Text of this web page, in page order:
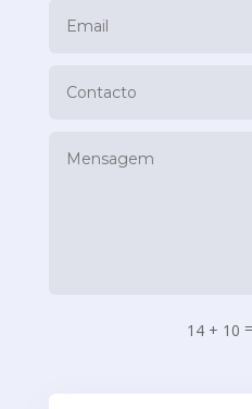
14 + 10 =